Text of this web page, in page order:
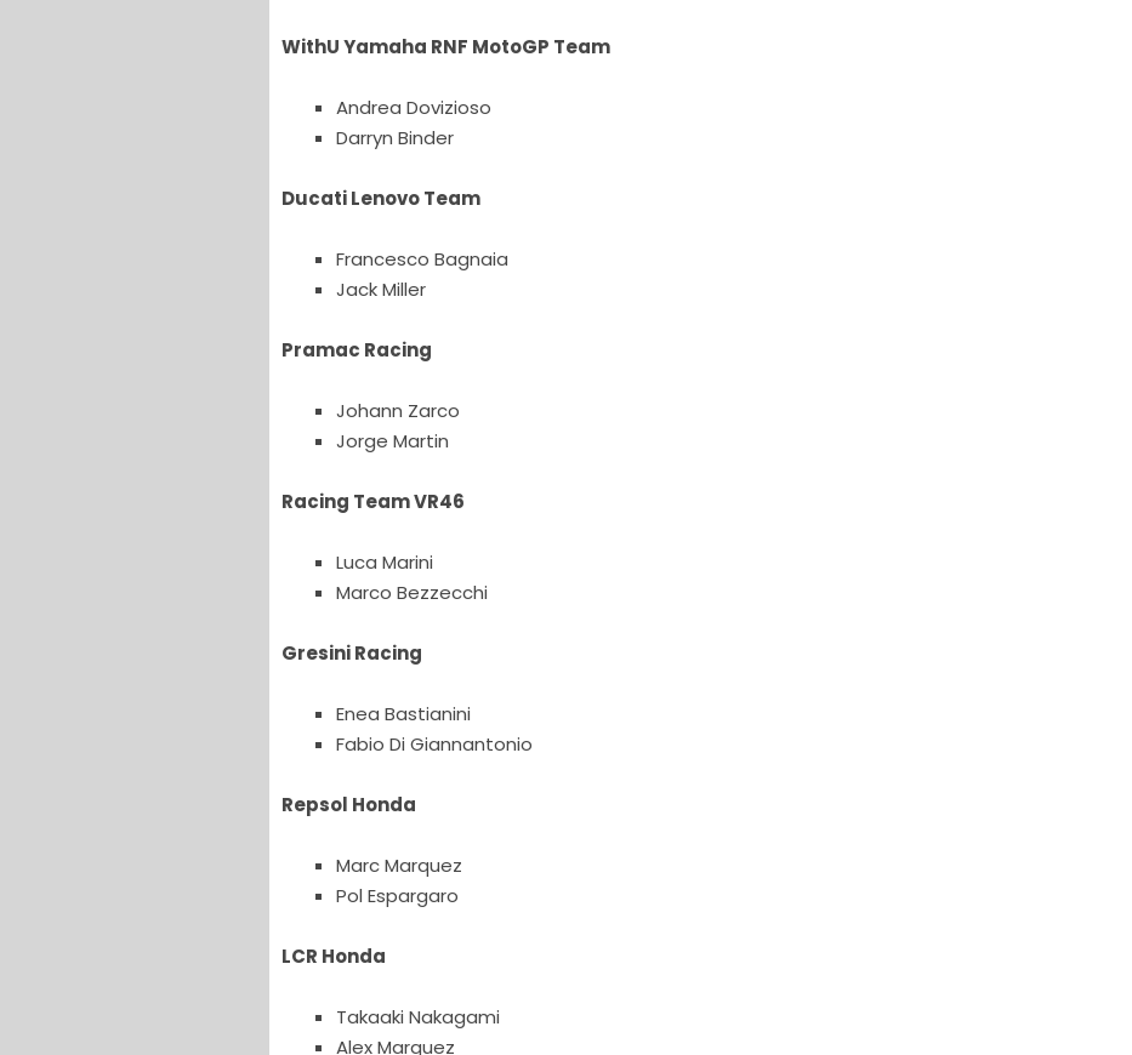
WithU Yamaha RNF MotoGP Team
Andrea Dovizioso
Darryn Binder
Ducati Lenovo Team
Francesco Bagnaia
Jack Miller
Pramac Racing
Johann Zarco
Jorge Martin
Racing Team VR46
Luca Marini
Marco Bezzecchi
Gresini Racing
Enea Bastianini
Fabio Di Giannantonio
Repsol Honda
Marc Marquez
Pol Espargaro
LCR Honda
Takaaki Nakagami
Alex Marquez